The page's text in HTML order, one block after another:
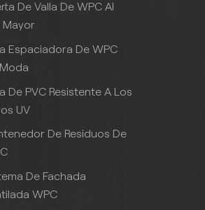
De Valla De WPC Al
Mayor
Espaciadora De WPC
De PVC Resistente A Los
UV
De Residuos De
De Fachada
WPC